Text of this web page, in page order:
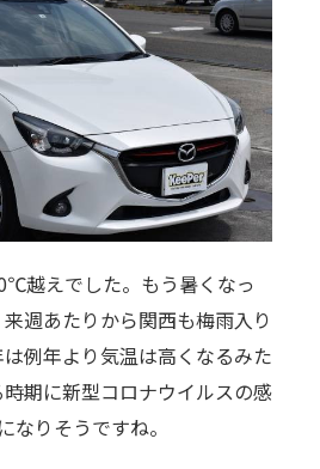
越えでした。もう暑くなっ
週あたりから関西も梅雨入り
例年より気温は高くなるみた
期に新型コロナウイルスの感
なりそうですね。